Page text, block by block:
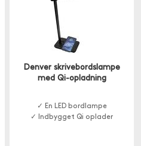
Denver skrivebordslampe
med Qi-opladning
✓ En LED bordlampe
✓ Indbygget Qi oplader